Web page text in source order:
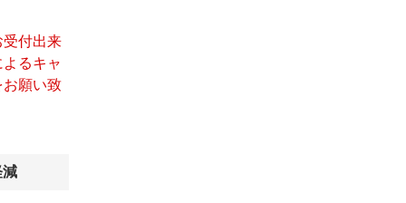
付出来
るキャ
お願い致
減